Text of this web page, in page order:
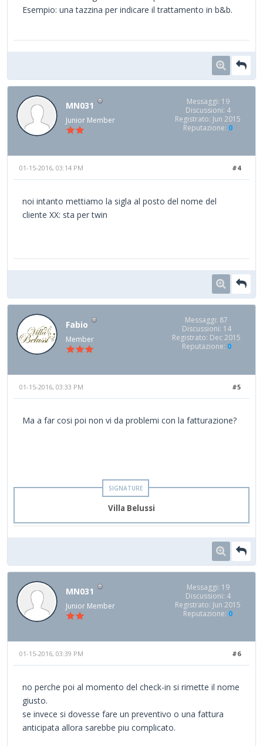
Esempio: una tazzina per indicare il trattamento in b&b.
MN031
Junior Member
Messaggi: 19
Discussioni: 4
Registrato: Jun 2015
Reputazione: 0
#4
01-15-2016, 03:14 PM
noi intanto mettiamo la sigla al posto del nome del
cliente XX: sta per twin
Fabio
Member
Messaggi: 87
Discussioni: 14
Registrato: Dec 2015
Reputazione: 0
#5
01-15-2016, 03:33 PM
Ma a far cosi poi non vi da problemi con la fatturazione?
Villa Belussi
MN031
Junior Member
Messaggi: 19
Discussioni: 4
Registrato: Jun 2015
Reputazione: 0
#6
01-15-2016, 03:39 PM
no perche poi al momento del check-in si rimette il nome
giusto.
se invece si dovesse fare un preventivo o una fattura
anticipata allora sarebbe piu complicato.